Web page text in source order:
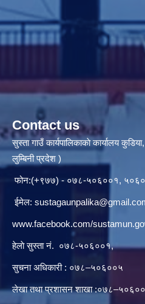
Contact us
सुस्ता गाउँ कार्यपालिकाकाे कार्यालय
लुम्बिनी प्रदेश )
फोन:(+९७७) - ०७८-५०६००१,
ईमेल:
www.facebook.com/
हेलाे सुस्ता नं. ०७८-५०६००१,
सुचना अधिकारी : ०७८–५०६००५
लेखा तथा प्रशासन शाखा